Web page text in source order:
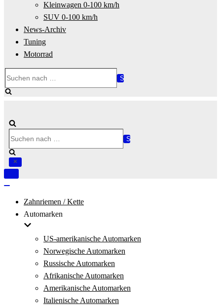
Kleinwagen 0-100 km/h
SUV 0-100 km/h
News-Archiv
Tuning
Motorrad
nach …
nach …
Navigation
Zahnriemen / Kette
Automarken
US-amerikanische Automarken
Norwegische Automarken
Russische Automarken
Afrikanische Automarken
Amerikanische Automarken
Italienische Automarken